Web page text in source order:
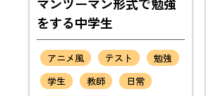
をする中学生
アニメ風 テスト
勉強
学生
教師
日常